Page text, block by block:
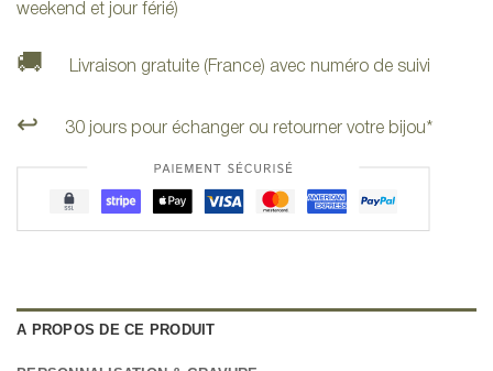
weekend et jour férié)
🚚 Livraison gratuite (France) avec numéro de suivi
↩️ 30 jours pour échanger ou retourner votre bijou*
A PROPOS DE CE PRODUIT